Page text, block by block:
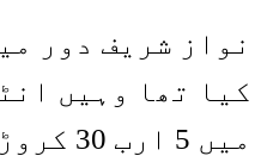
نواز شریف دور
کیا تھا وہیں
میں 5 ارب 30 کروڑ ڈالر ادا کرنے ہیں۔